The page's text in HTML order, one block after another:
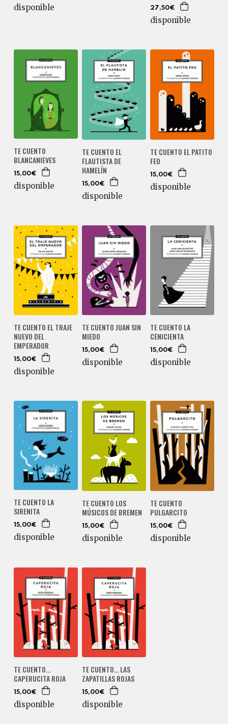
disponible 27,50€
disponible
TE CUENTO
BLANCANIEVES
15,00€
disponible
TE CUENTO EL
FLAUTISTA DE
HAMELÍN
15,00€
disponible
TE CUENTO EL PATITO
FEO
15,00€
disponible
TE CUENTO EL TRAJE
NUEVO DEL
EMPERADOR
15,00€
disponible
TE CUENTO JUAN SIN
MIEDO
15,00€
disponible
TE CUENTO LA
CENICIENTA
15,00€
disponible
TE CUENTO LA
SIRENITA
15,00€
disponible
TE CUENTO LOS
MÚSICOS DE BREMEN
15,00€
disponible
TE CUENTO
PULGARCITO
15,00€
disponible
TE CUENTO...
CAPERUCITA ROJA
15,00€
disponible
TE CUENTO... LAS
ZAPATILLAS ROJAS
15,00€
disponible